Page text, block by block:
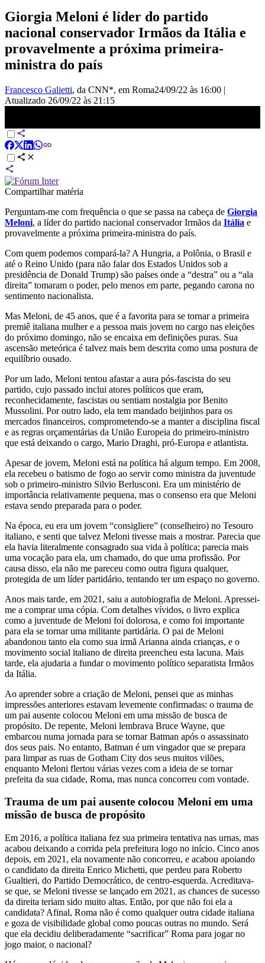
Giorgia Meloni é líder do partido
nacional conservador Irmãos da Itália e
provavelmente a próxima primeira-
ministra do país
Francesco Galietti, da CNN*, em Roma24/09/22 às 16:00 |
Atualizado 26/09/22 às 21:15
Compartilhar matéria
Perguntam-me com frequência o que se passa na cabeça de Giorgia
Meloni, a líder do partido nacional conservador Irmãos da Itália e
provavelmente a próxima primeira-ministra do país.
Com quem podemos compará-la? A Hungria, a Polônia, o Brasil e
até o Reino Unido (para não falar dos Estados Unidos sob a
presidência de Donald Trump) são países onde a “destra” ou a “ala
direita” tomaram o poder, pelo menos em parte, pegando carona no
sentimento nacionalista.
Mas Meloni, de 45 anos, que é a favorita para se tornar a primeira
premiê italiana mulher e a pessoa mais jovem no cargo nas eleições
do próximo domingo, não se encaixa em definições puras. Sua
ascensão meteórica é talvez mais bem descrita como uma postura de
equilíbrio ousado.
Por um lado, Meloni tentou afastar a aura pós-fascista do seu
partido, cujo passado inclui atores políticos que eram,
reconhecidamente, fascistas ou sentiam nostalgia por Benito
Mussolini. Por outro lado, ela tem mandado beijinhos para os
mercados financeiros, comprometendo-se a manter a disciplina fiscal
e as regras orçamentárias da União Europeia do primeiro-ministro
que está deixando o cargo, Mario Draghi, pró-Europa e atlantista.
Apesar de jovem, Meloni está na política há algum tempo. Em 2008,
ela recebeu o batismo de fogo ao servir como ministra da juventude
sob o primeiro-ministro Silvio Berlusconi. Era um ministério de
importância relativamente pequena, mas o consenso era que Meloni
estava sendo preparada para o poder.
Na época, eu era um jovem “consigliere” (conselheiro) no Tesouro
italiano, e senti que talvez Meloni tivesse mais a mostrar. Parecia que
ela havia literalmente consagrado sua vida à política; parecia mais
uma vocação para ela, um chamado, do que uma profissão. Por
causa disso, ela não me pareceu como outra figura qualquer,
protegida de um líder partidário, tentando ter um espaço no governo.
Anos mais tarde, em 2021, saiu a autobiografia de Meloni. Apressei-
me a comprar uma cópia. Com detalhes vívidos, o livro explica
como a juventude de Meloni foi dolorosa, e como foi importante
para ela se tornar uma militante partidária. O pai de Meloni
abandonou tanto ela como sua irmã Arianna ainda crianças, e o
movimento social italiano de direita preencheu esta lacuna. Mais
tarde, ela ajudaria a fundar o movimento político separatista Irmãos
da Itália.
Ao aprender sobre a criação de Meloni, pensei que as minhas
impressões anteriores estavam levemente confirmadas: o trauma de
um pai ausente colocou Meloni em uma missão de busca de
propósito. De repente, Meloni lembrava Bruce Wayne, que
embarcou numa jornada para se tornar Batman após o assassinato
dos seus pais. No entanto, Batman é um vingador que se prepara
para limpar as ruas de Gotham City dos seus muitos vilões,
enquanto Meloni flertou várias vezes com a ideia de se tornar
prefeita da sua cidade, Roma, mas nunca concorreu com vontade.
Trauma de um pai ausente colocou Meloni em uma
missão de busca de propósito
Em 2016, a política italiana fez sua primeira tentativa nas urnas, mas
acabou deixando a corrida pela prefeitura logo no início. Cinco anos
depois, em 2021, ela novamente não concorreu, e acabou apoiando
o candidato da direita Enrico Michetti, que perdeu para Roberto
Gualtieri, do Partido Democrático, de centro-esquerda. Acreditava-
se que, se Meloni tivesse se lançado em 2021, as chances de sucesso
da direita teriam sido muito altas. Então, por que não foi ela a
candidata? Afinal, Roma não é como qualquer outra cidade italiana
e goza de visibilidade global como poucas outras no mundo. Será
que ela decidiu deliberadamente “sacrificar” Roma para jogar no
jogo maior, o nacional?